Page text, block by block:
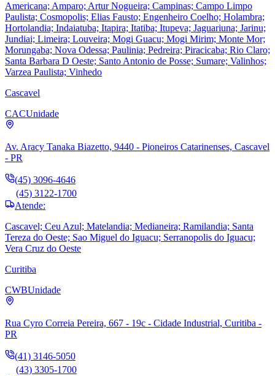
Americana; Amparo; Artur Nogueira; Campinas; Campo Limpo
Paulista; Cosmopolis; Elias Fausto; Engenheiro Coelho; Holambra;
Hortolandia; Indaiatuba; Itapira; Itatiba; Itupeva; Jaguariuna; Jarinu;
Jundiai; Limeira; Louveira; Mogi Guacu; Mogi Mirim; Monte Mor;
Morungaba; Nova Odessa; Paulinia; Pedreira; Piracicaba; Rio Claro;
Santa Barbara D Oeste; Santo Antonio de Posse; Sumare; Valinhos;
Varzea Paulista; Vinhedo
Cascavel
CACUnidade
Av. Aracy Tanaka Biazetto, 9440 - Pioneiros Catarinenses, Cascavel
- PR
(45) 3096-4646
(45) 3122-1700
Atende:
Cascavel; Ceu Azul; Matelandia; Medianeira; Ramilandia; Santa
Tereza do Oeste; Sao Miguel do Iguacu; Serranopolis do Iguacu;
Vera Cruz do Oeste
Curitiba
CWBUnidade
Rua Cyro Correia Pereira, 667 - 19c - Cidade Industrial, Curitiba -
PR
(41) 3146-5050
(43) 3305-1700